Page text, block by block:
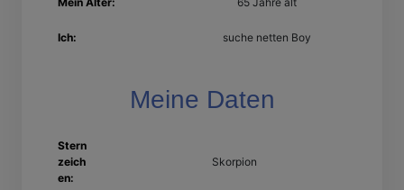
Ich: suche netten Boy
Meine Daten
Stern
zeich
en:
Skorpion